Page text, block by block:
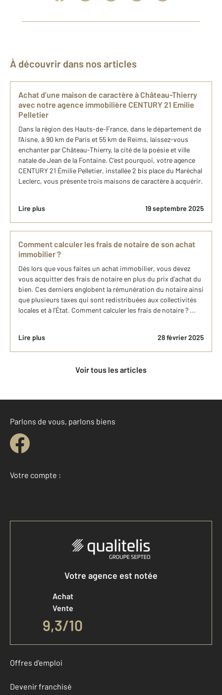
À découvrir dans nos articles
Achat d’une maison de caractère à Château-Thierry
avec notre agence immobilière CENTURY 21 Emilie
Pelletier
Dans la région des Hauts-de-France, dans le département de
l’Aisne, à 90 km de Paris et 55 km de Reims, laissez-vous
enchanter par Château-Thierry, la cité de la poésie et ville
natale de Jean de la Fontaine. C’est pourquoi, votre agence
CENTURY 21 Émilie Pelletier, installée 2 bis place du Maréchal
Leclerc, vous présente trois maisons de caractère à acquérir.
Lire plus 19 septembre 2025
Comment calculer les frais de notaire de son achat
immobilier ?
Dès lors que vous faites un achat immobilier, vous devez
vous acquitter des frais de notaire en plus du prix d’achat du
bien. Ces derniers englobent la rémunération du notaire ainsi
que plusieurs taxes qui sont redistribuées aux collectivités
locales et à l’État. Comment calculer les frais de notaire ? ...
Lire plus 28 février 2025
Voir tous les articles
Parlons de vous, parlons biens
Votre compte :
Accéder à mon compte
Votre agence est notée
Achat
Vente
9,3/10
Offres d'emploi
Devenir franchisé